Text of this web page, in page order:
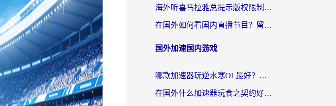
海外听喜马拉雅总提示版权限制？3步解决+2个音乐平台问题全攻略
在国外如何看国内直播节目？留学生亲测有效的追剧加速指南
国外加速国内游戏
哪款加速器玩逆水寒OL最好？海外党实测后的终极选择指南
在国外什么加速器玩食之契约好用？海外党亲测有效的国服游戏加速指南